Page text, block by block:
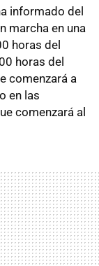
informado del
marcha en una
horas del
horas del
comenzará a
en las
comenzará al